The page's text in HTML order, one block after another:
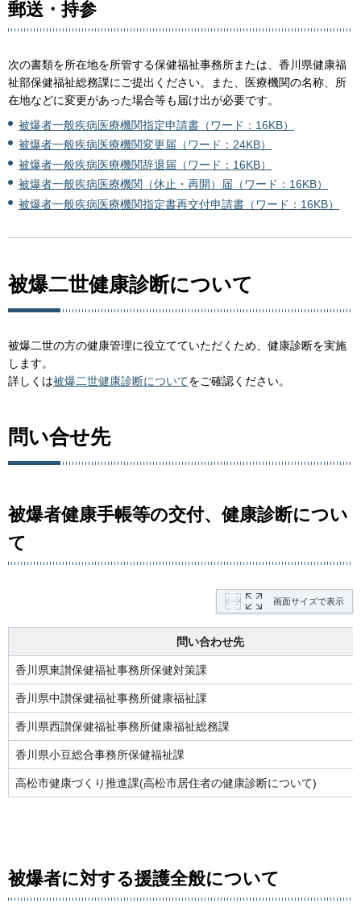
郵送・持参
次の書類を所在地を所管する保健福祉事務所または、香川県健康福
祉部保健福祉総務課にご提出ください。また、医療機関の名称、所
在地などに変更があった場合等も届け出が必要です。
被爆者一般疾病医療機関指定申請書（ワード：16KB）
被爆者一般疾病医療機関変更届（ワード：24KB）
被爆者一般疾病医療機関辞退届（ワード：16KB）
被爆者一般疾病医療機関（休止・再開）届（ワード：16KB）
被爆者一般疾病医療機関指定書再交付申請書（ワード：16KB）
被爆二世健康診断について
被爆二世の方の健康管理に役立てていただくため、健康診断を実施
します。
詳しくは被爆二世健康診断についてをご確認ください。
問い合せ先
被爆者健康手帳等の交付、健康診断につい
て
画面サイズで表示
問い合わせ先
香川県東讃保健福祉事務所保健対策課
香川県中讃保健福祉事務所健康福祉課
香川県西讃保健福祉事務所健康福祉総務課
香川県小豆総合事務所保健福祉課
高松市健康づくり推進課(高松市居住者の健康診断について)
被爆者に対する援護全般について